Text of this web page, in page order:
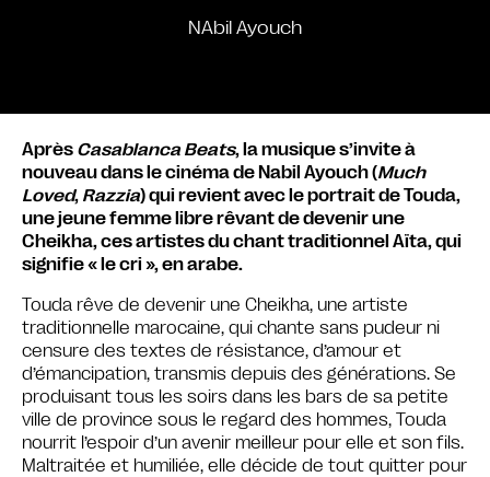
NAbil Ayouch
Après Casablanca Beats, la musique s’invite à
nouveau dans le cinéma de Nabil Ayouch (Much
Loved, Razzia) qui revient avec le portrait de Touda,
une jeune femme libre rêvant de devenir une
Cheikha, ces artistes du chant traditionnel Aïta, qui
signifie « le cri », en arabe.
Touda rêve de devenir une Cheikha, une artiste
traditionnelle marocaine, qui chante sans pudeur ni
censure des textes de résistance, d’amour et
d’émancipation, transmis depuis des générations. Se
produisant tous les soirs dans les bars de sa petite
ville de province sous le regard des hommes, Touda
nourrit l’espoir d’un avenir meilleur pour elle et son fils.
Maltraitée et humiliée, elle décide de tout quitter pour